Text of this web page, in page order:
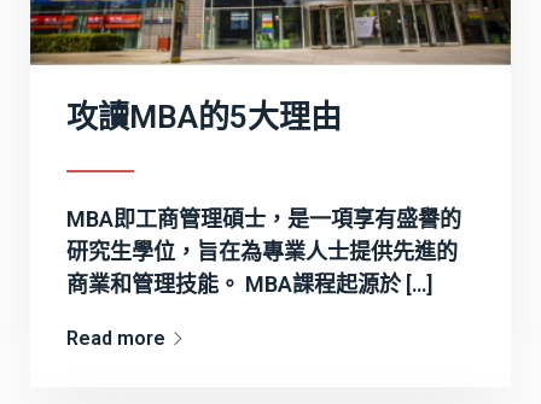
攻讀MBA的5大理由
MBA即工商管理碩士，是一項享有盛譽的
研究生學位，旨在為專業人士提供先進的
商業和管理技能。 MBA課程起源於 […]
Read more